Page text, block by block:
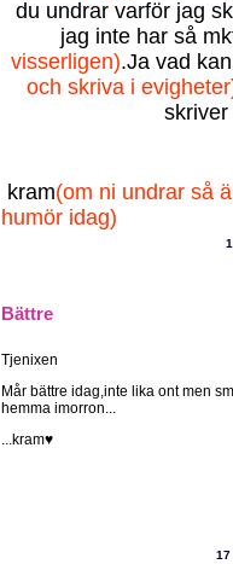
du undrar varför jag
jag inte har så
visserligen).Ja vad
och skriva i
kram(om ni undrar så
humör idag)
Bättre
Tjenixen
Mår bättre idag,inte lika ont men
hemma imorron...
...kram♥